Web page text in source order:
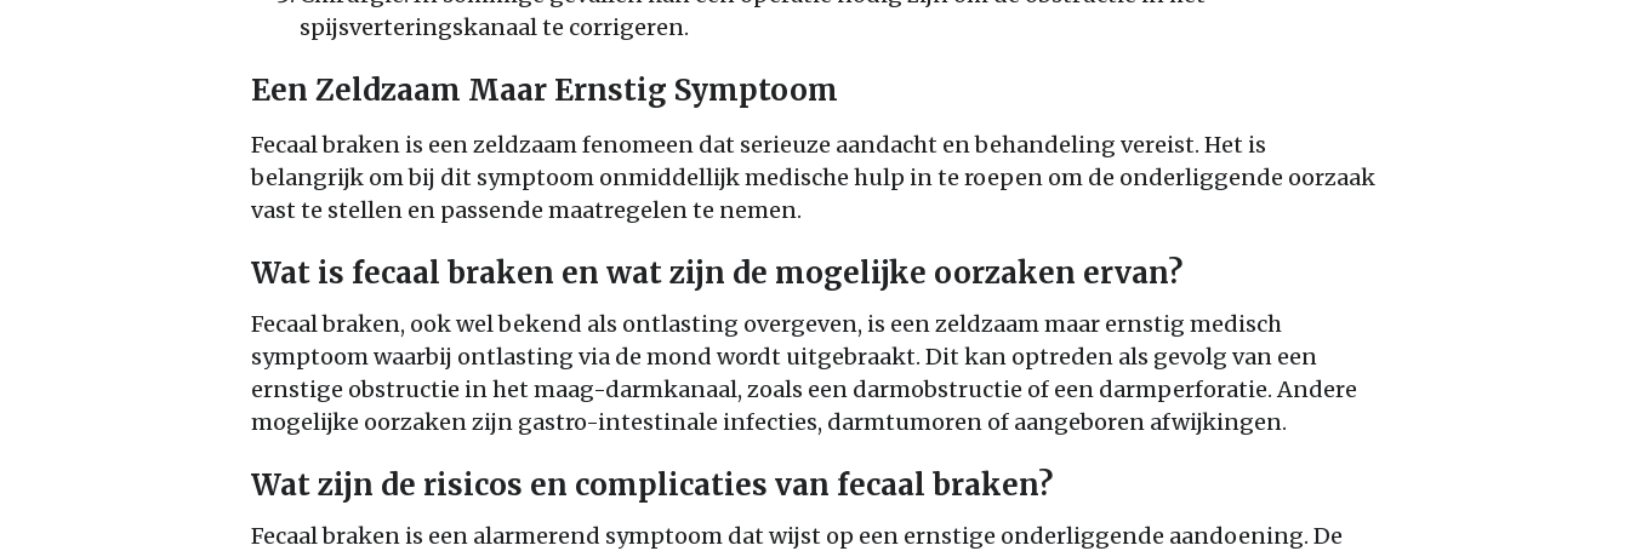
spijsverteringskanaal te corrigeren.
Een Zeldzaam Maar Ernstig Symptoom
Fecaal braken is een zeldzaam fenomeen dat serieuze aandacht en behandeling vereist. Het is
belangrijk om bij dit symptoom onmiddellijk medische hulp in te roepen om de onderliggende oorzaak
vast te stellen en passende maatregelen te nemen.
Wat is fecaal braken en wat zijn de mogelijke oorzaken ervan?
Fecaal braken, ook wel bekend als ontlasting overgeven, is een zeldzaam maar ernstig medisch
symptoom waarbij ontlasting via de mond wordt uitgebraakt. Dit kan optreden als gevolg van een
ernstige obstructie in het maag-darmkanaal, zoals een darmobstructie of een darmperforatie. Andere
mogelijke oorzaken zijn gastro-intestinale infecties, darmtumoren of aangeboren afwijkingen.
Wat zijn de risicos en complicaties van fecaal braken?
Fecaal braken is een alarmerend symptoom dat wijst op een ernstige onderliggende aandoening. De